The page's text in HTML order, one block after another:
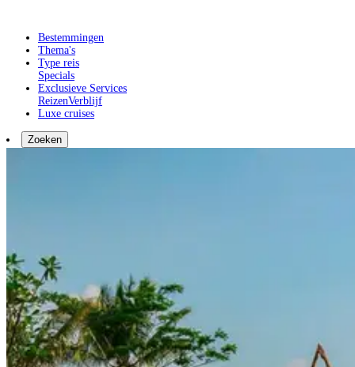
Bestemmingen
Thema's
Type reis
Specials
Exclusieve Services
ReizenVerblijf
Luxe cruises
Zoeken